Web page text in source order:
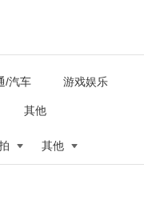
/汽车 游戏娱乐
其他
其他